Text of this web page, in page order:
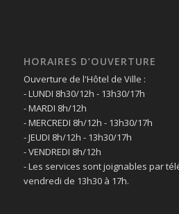
HORAIRES D’OUVERTURE
Ouverture de l'Hôtel de Ville :
- LUNDI 8h30/12h - 13h30/17h
- MARDI 8h/12h
- MERCREDI 8h/12h - 13h30/17h
- JEUDI 8h/12h - 13h30/17h
- VENDREDI 8h/12h
- Les services sont joignables par
vendredi de 13h30 à 17h.